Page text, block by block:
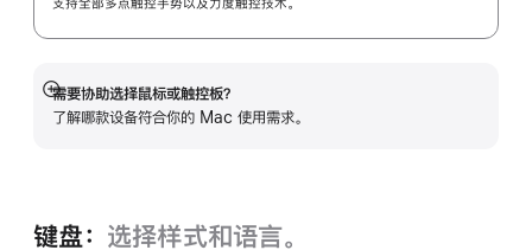
支持全部多点触控手势以及力度触控技术。
需要协助选择鼠标或触控板？
了解哪款设备符合你的 Mac 使用需求。
展
开
键盘： 选择样式和语言。